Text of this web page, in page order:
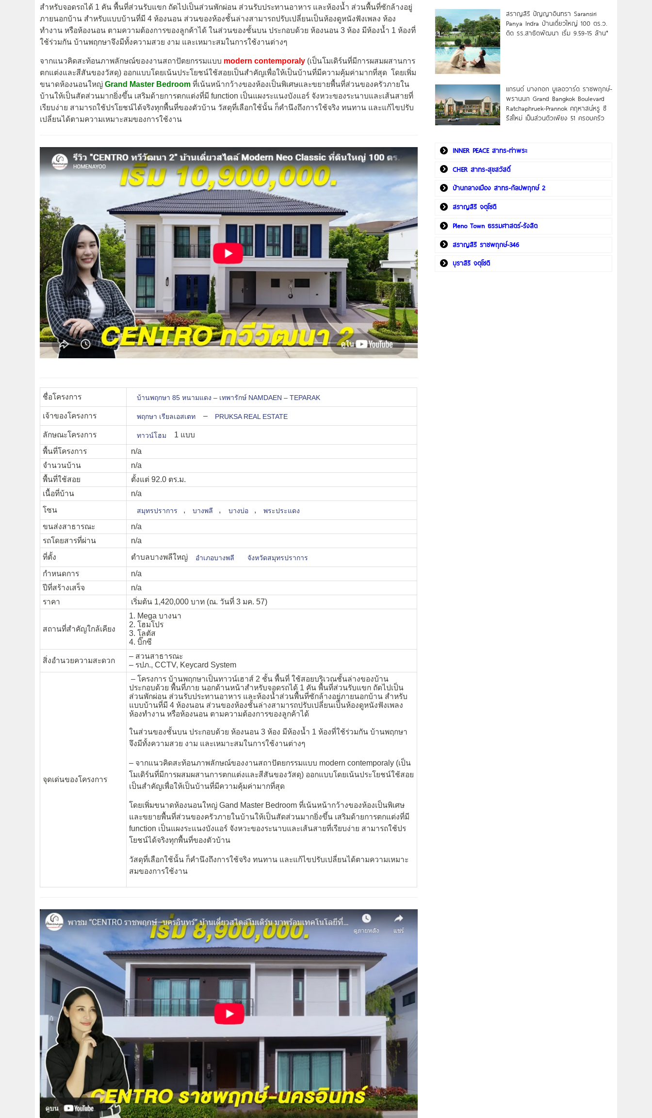
สำหรับจอดรถได้ 1 คัน พื้นที่ส่วนรับแขก ถัดไปเป็นส่วนพักผ่อน ส่วนรับประทานอาหาร และห้องน้ำ ส่วนพื้นที่ซักล้างอยู่
ภายนอกบ้าน สำหรับแบบบ้านที่มี 4 ห้องนอน ส่วนของห้องชั้นล่างสามารถปรับเปลี่ยนเป็นห้องดูหนังฟังเพลง ห้อง
ทำงาน หรือห้องนอน ตามความต้องการของลูกค้าได้ ในส่วนของชั้นบน ประกอบด้วย ห้องนอน 3 ห้อง มีห้องน้ำ 1 ห้องที่
ใช้ร่วมกัน บ้านพฤกษาจึงมีทั้งความสวย งาม และเหมาะสมในการใช้งานต่างๆ
จากแนวคิดสะท้อนภาพลักษณ์ของงานสถาปัตยกรรมแบบ modern contemporaly (เป็นโมเดิร์นที่มีการผสมผสานการ
ตกแต่งและสีสันของวัสดุ) ออกแบบโดยเน้นประโยชน์ใช้สอยเป็นสำคัญเพื่อให้เป็นบ้านที่มีความคุ้มค่ามากที่สุด โดยเพิ่ม
ขนาดห้องนอนใหญ่ Grand Master Bedroom ที่เน้นหน้ากว้างของห้องเป็นพิเศษและขยายพื้นที่ส่วนของครัวภายใน
บ้านให้เป็นสัดส่วนมากยิ่งขึ้น เสริมด้ายการตกแต่งที่มี function เป็นแผงระแนงบังแอร์ จังหวะของระนาบและเส้นสายที่
เรียบง่าย สามารถใช้ปรโยชน์ได้จริงทุกพื้นที่ของตัวบ้าน วัสดุที่เลือกใช้นั้น ก็คำนึงถึงการใช้จริง ทนทาน และแก้ไขปรับ
เปลี่ยนได้ตามความเหมาะสมของการใช้งาน
ชื่อโครงการ บ้านพฤกษา 85 หนามแดง – เทพารักษ์ NAMDAEN – TEPARAK
เจ้าของโครงการ พฤกษา เรียลเอสเตท – PRUKSA REAL ESTATE
ลักษณะโครงการ ทาวน์โฮม
1 แบบ
พื้นที่โครงการ
n/a
จำนวนบ้าน
n/a
พื้นที่ใช้สอย
ตั้งแต่ 92.0 ตร.ม.
เนื้อที่บ้าน
n/a
โซน
สมุทรปราการ , บางพลี , บางบ่อ , พระประแดง
ขนส่งสาธารณะ
n/a
รถโดยสารที่ผ่าน
n/a
ที่ตั้ง
ตำบลบางพลีใหญ่ อำเภอบางพลี จังหวัดสมุทรปราการ
กำหนดการ
n/a
ปีที่สร้างเสร็จ
n/a
ราคา
เริ่มต้น 1,420,000 บาท (ณ. วันที่ 3 มค. 57)
สถานที่สำคัญใกล้เคียง
1. Mega บางนา
2. โฮมโปร
3. โลตัส
4. บิ๊กซี
สิ่งอำนวยความสะดวก
– สวนสาธารณะ
– รปภ., CCTV, Keycard System
จุดเด่นของโครงการ
– โครงการ บ้านพฤกษาเป็นทาวน์เฮาส์ 2 ชั้น พื้นที่ ใช้สอยบริเวณชั้นล่างของบ้าน
ประกอบด้วย พื้นที่ภาย นอกด้านหน้าสำหรับจอดรถได้ 1 คัน พื้นที่ส่วนรับแขก ถัดไปเป็น
ส่วนพักผ่อน ส่วนรับประทานอาหาร และห้องน้ำส่วนพื้นที่ซักล้างอยู่ภายนอกบ้าน สำหรับ
แบบบ้านที่มี 4 ห้องนอน ส่วนของห้องชั้นล่างสามารถปรับเปลี่ยนเป็นห้องดูหนังฟังเพลง
ห้องทำงาน หรือห้องนอน ตามความต้องการของลูกค้าได้
ในส่วนของชั้นบน ประกอบด้วย ห้องนอน 3 ห้อง มีห้องน้ำ 1 ห้องที่ใช้ร่วมกัน บ้านพฤกษา
จึงมีทั้งความสวย งาม และเหมาะสมในการใช้งานต่างๆ
– จากแนวคิดสะท้อนภาพลักษณ์ของงานสถาปัตยกรรมแบบ modern contemporaly (เป็น
โมเดิร์นที่มีการผสมผสานการตกแต่งและสีสันของวัสดุ) ออกแบบโดยเน้นประโยชน์ใช้สอย
เป็นสำคัญเพื่อให้เป็นบ้านที่มีความคุ้มค่ามากที่สุด
โดยเพิ่มขนาดห้องนอนใหญ่ Gand Master Bedroom ที่เน้นหน้ากว้างของห้องเป็นพิเศษ
และขยายพื้นที่ส่วนของครัวภายในบ้านให้เป็นสัดส่วนมากยิ่งขึ้น เสริมด้ายการตกแต่งที่มี
function เป็นแผงระแนงบังแอร์ จังหวะของระนาบและเส้นสายที่เรียบง่าย สามารถใช้ปร
โยชน์ได้จริงทุกพื้นที่ของตัวบ้าน
วัสดุที่เลือกใช้นั้น ก็คำนึงถึงการใช้จริง ทนทาน และแก้ไขปรับเปลี่ยนได้ตามความเหมาะ
สมของการใช้งาน
สราญสิริ ปัญญาอินทรา Saransiri
Panya Indra บ้านเดี่ยวใหญ่ 100 ตร.ว.
ดิด รร.สาธิตพัฒนา เริ่ม 9.59-15 ล้าน*
แกรนด์ บางกอก บูเลอวาร์ด ราชพฤกษ์-
พรานนก Grand Bangkok Boulevard
Ratchaphruek-Prannok คฤหาสน์หรู ซี
รีส์ใหม่ เป็นส่วนตัวเพียง 51 ครอบครัว
INNER PEACE สาทร-ท่าพระ
CHER สาทร-สุขสวัสดิ์
บ้านกลางเมือง สาทร-กัลปพฤกษ์ 2
สราญสิริ จตุโชติ
Pleno Town ธรรมศาสตร์-รังสิต
สราญสิริ ราชพฤกษ์-346
บุราสิริ จตุโชติ